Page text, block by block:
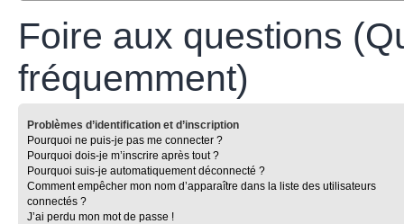
Foire aux questions
fréquemment)
Problèmes d’identification et d’inscription
Pourquoi ne puis-je pas me connecter ?
Pourquoi dois-je m’inscrire après tout ?
Pourquoi suis-je automatiquement déconnecté ?
Comment empêcher mon nom d’apparaître dans la liste des utilisateurs
connectés ?
J’ai perdu mon mot de passe !